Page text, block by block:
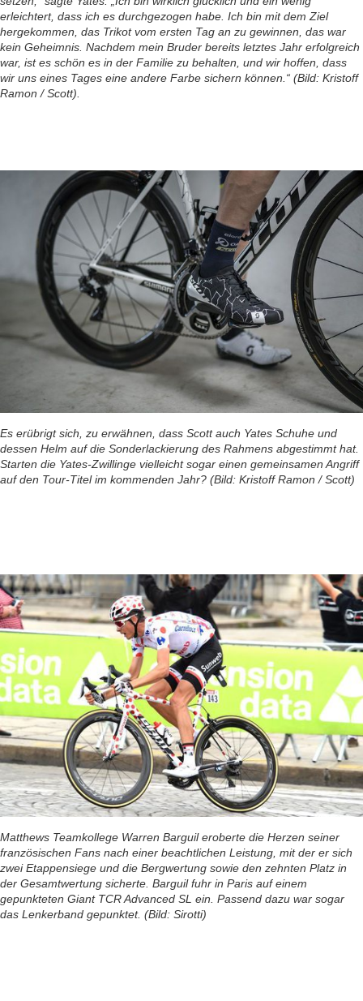
erleichtert, dass ich es durchgezogen habe. Ich bin mit dem Ziel
hergekommen, das Trikot vom ersten Tag an zu gewinnen, das war
kein Geheimnis. Nachdem mein Bruder bereits letztes Jahr erfolgreich
war, ist es schön es in der Familie zu behalten, und wir hoffen, dass
wir uns eines Tages eine andere Farbe sichern können.“ (Bild: Kristoff
Ramon / Scott).
Es erübrigt sich, zu erwähnen, dass Scott auch Yates Schuhe und
dessen Helm auf die Sonderlackierung des Rahmens abgestimmt hat.
Starten die Yates-Zwillinge vielleicht sogar einen gemeinsamen Angriff
auf den Tour-Titel im kommenden Jahr? (Bild: Kristoff Ramon / Scott)
Matthews Teamkollege Warren Barguil eroberte die Herzen seiner
französischen Fans nach einer beachtlichen Leistung, mit der er sich
zwei Etappensiege und die Bergwertung sowie den zehnten Platz in
der Gesamtwertung sicherte. Barguil fuhr in Paris auf einem
gepunkteten Giant TCR Advanced SL ein. Passend dazu war sogar
das Lenkerband gepunktet. (Bild: Sirotti)